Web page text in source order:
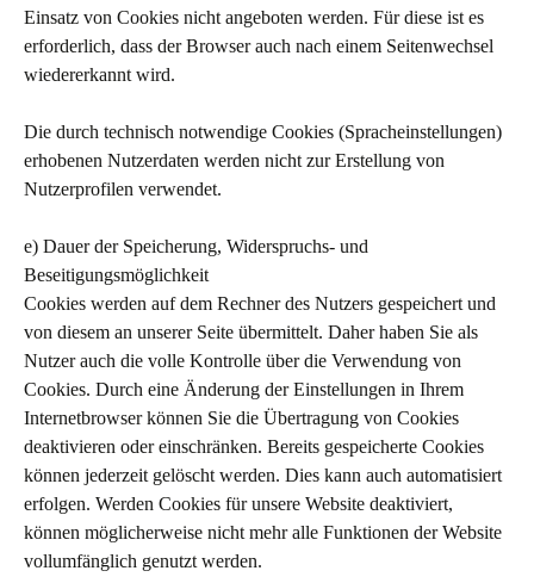
Einsatz von Cookies nicht angeboten werden. Für diese ist es
erforderlich, dass der Browser auch nach einem Seitenwechsel
wiedererkannt wird.
Die durch technisch notwendige Cookies (Spracheinstellungen)
erhobenen Nutzerdaten werden nicht zur Erstellung von
Nutzerprofilen verwendet.
e) Dauer der Speicherung, Widerspruchs- und
Beseitigungsmöglichkeit
Cookies werden auf dem Rechner des Nutzers gespeichert und
von diesem an unserer Seite übermittelt. Daher haben Sie als
Nutzer auch die volle Kontrolle über die Verwendung von
Cookies. Durch eine Änderung der Einstellungen in Ihrem
Internetbrowser können Sie die Übertragung von Cookies
deaktivieren oder einschränken. Bereits gespeicherte Cookies
können jederzeit gelöscht werden. Dies kann auch automatisiert
erfolgen. Werden Cookies für unsere Website deaktiviert,
können möglicherweise nicht mehr alle Funktionen der Website
vollumfänglich genutzt werden.